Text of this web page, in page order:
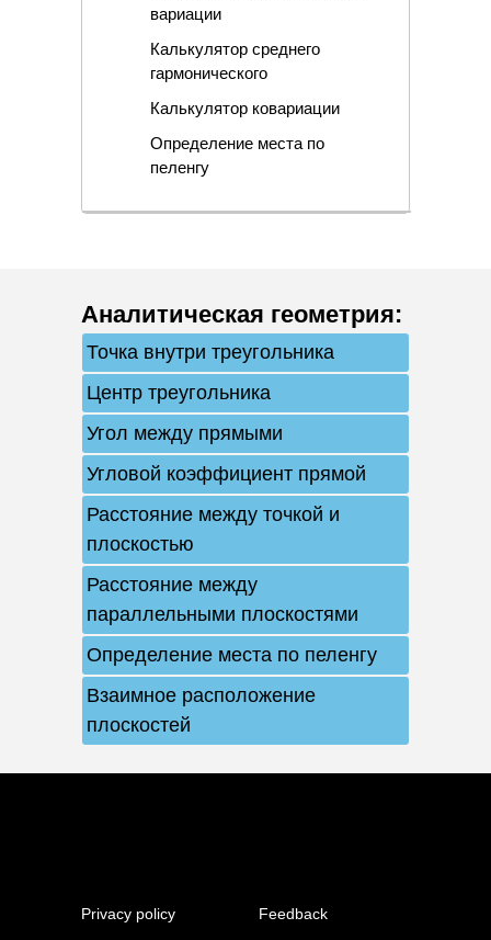
вариации
Калькулятор среднего
гармонического
Калькулятор ковариации
Определение места по
пеленгу
Аналитическая геометрия:
Точка внутри треугольника
Центр треугольника
Угол между прямыми
Угловой коэффициент прямой
Расстояние между точкой и
плоскостью
Расстояние между
параллельными плоскостями
Определение места по пеленгу
Взаимное расположение
плоскостей
Privacy policy Feedback